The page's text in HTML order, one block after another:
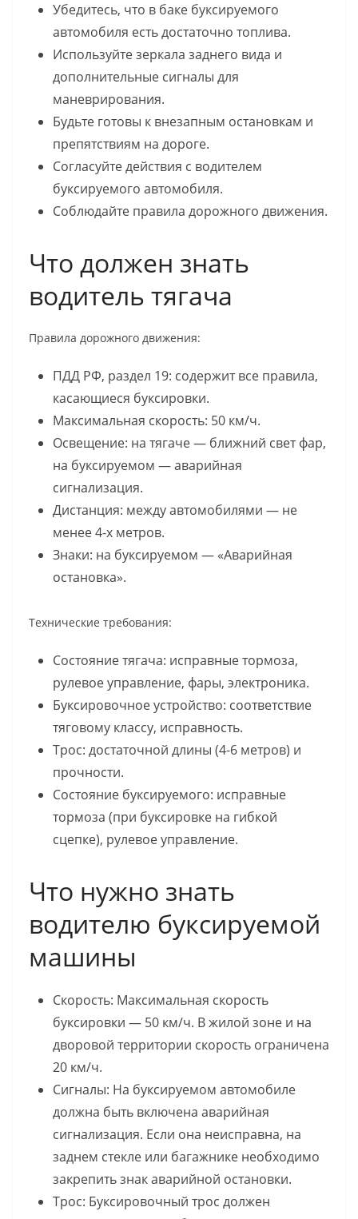
Убедитесь, что в баке буксируемого
автомобиля есть достаточно топлива.
Используйте зеркала заднего вида и
дополнительные сигналы для
маневрирования.
Будьте готовы к внезапным остановкам и
препятствиям на дороге.
Согласуйте действия с водителем
буксируемого автомобиля.
Соблюдайте правила дорожного движения.
Что должен знать
водитель тягача
Правила дорожного движения:
ПДД РФ, раздел 19: содержит все правила,
касающиеся буксировки.
Максимальная скорость: 50 км/ч.
Освещение: на тягаче — ближний свет фар,
на буксируемом — аварийная
сигнализация.
Дистанция: между автомобилями — не
менее 4-х метров.
Знаки: на буксируемом — «Аварийная
остановка».
Технические требования:
Состояние тягача: исправные тормоза,
рулевое управление, фары, электроника.
Буксировочное устройство: соответствие
тяговому классу, исправность.
Трос: достаточной длины (4-6 метров) и
прочности.
Состояние буксируемого: исправные
тормоза (при буксировке на гибкой
сцепке), рулевое управление.
Что нужно знать
водителю буксируемой
машины
Скорость: Максимальная скорость
буксировки — 50 км/ч. В жилой зоне и на
дворовой территории скорость ограничена
20 км/ч.
Сигналы: На буксируемом автомобиле
должна быть включена аварийная
сигнализация. Если она неисправна, на
заднем стекле или багажнике необходимо
закрепить знак аварийной остановки.
Трос: Буксировочный трос должен